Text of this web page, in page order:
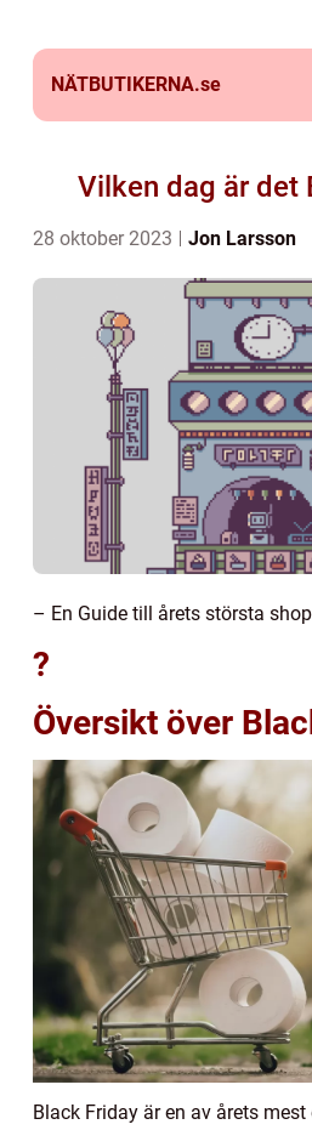
NÄTBUTIKERNA.se
Vilken dag är det
28 oktober 2023 Jon Larsson
– En Guide till årets största
?
Översikt över
Black Friday är en av årets